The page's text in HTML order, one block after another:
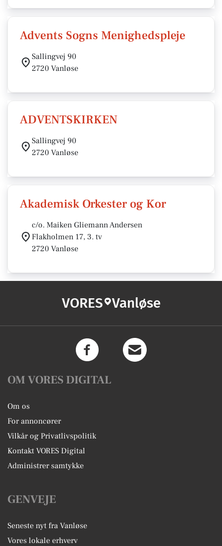
Advents Sogns Menighedspleje
Sallingvej 90
2720 Vanløse
ADVENTSKIRKEN
Sallingvej 90
2720 Vanløse
Akademisk Orkester og Kor
c/o. Maiken Gliemann Andersen
Flakholmen 17, 3. tv
2720 Vanløse
VORES Vanløse
OM VORES DIGITAL
Om os
For annoncører
Vilkår og Privatlivspolitik
Kontakt VORES Digital
Administrer samtykke
GENVEJE
Seneste nyt fra Vanløse
Vores lokale erhverv